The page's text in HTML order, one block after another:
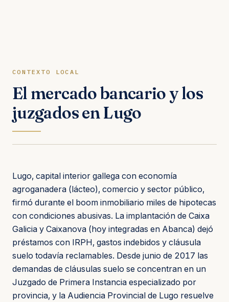
CONTEXTO LOCAL
El mercado bancario y los
juzgados en Lugo
Lugo, capital interior gallega con economía
agroganadera (lácteo), comercio y sector público,
firmó durante el boom inmobiliario miles de hipotecas
con condiciones abusivas. La implantación de Caixa
Galicia y Caixanova (hoy integradas en Abanca) dejó
préstamos con IRPH, gastos indebidos y cláusula
suelo todavía reclamables. Desde junio de 2017 las
demandas de cláusulas suelo se concentran en un
Juzgado de Primera Instancia especializado por
provincia, y la Audiencia Provincial de Lugo resuelve